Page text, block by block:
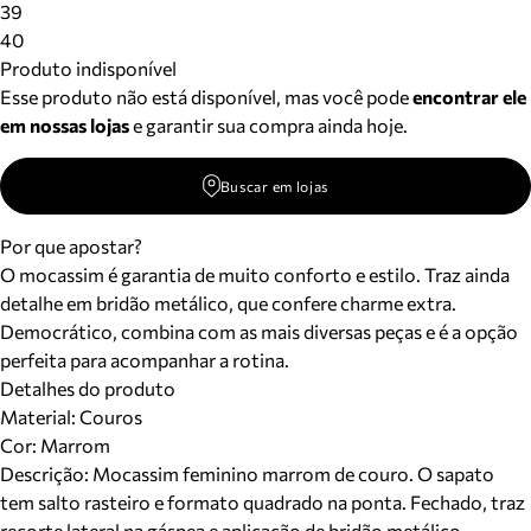
39
40
Produto indisponível
Esse produto não está disponível, mas você podeencontrar ele
em nossas lojase garantir sua compra ainda hoje.
Buscar em lojas
Por que apostar?
O mocassim é garantia de muito conforto e estilo. Traz ainda
detalhe em bridão metálico, que confere charme extra.
Democrático, combina com as mais diversas peças e é a opção
perfeita para acompanhar a rotina.
Detalhes do produto
Material: Couros
Cor: Marrom
Descrição: Mocassim feminino marrom de couro. O sapato
tem salto rasteiro e formato quadrado na ponta. Fechado, traz